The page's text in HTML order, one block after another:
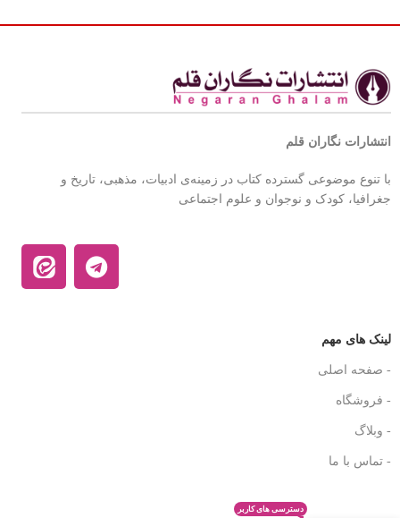
انتشارات نگاران قلم
با تنوع موضوعی گسترده کتاب در زمینه‌ی ادبیات، مذهبی، تاریخ و
جغرافیا، کودک و نوجوان و علوم اجتماعی
لینک های مهم
- صفحه اصلی
- فروشگاه
- وبلاگ
- تماس با ما
دسترسی های کاربر